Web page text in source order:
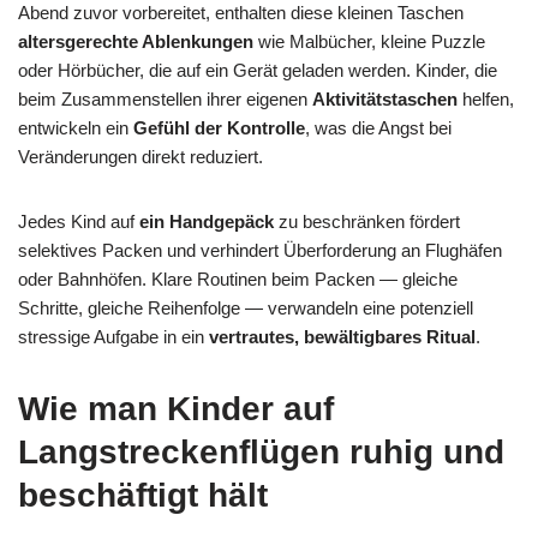
Abend zuvor vorbereitet, enthalten diese kleinen Taschen
altersgerechte Ablenkungen wie Malbücher, kleine Puzzle
oder Hörbücher, die auf ein Gerät geladen werden. Kinder, die
beim Zusammenstellen ihrer eigenen Aktivitätstaschen helfen,
entwickeln ein Gefühl der Kontrolle, was die Angst bei
Veränderungen direkt reduziert.
Jedes Kind aufein Handgepäck zu beschränken fördert
selektives Packen und verhindert Überforderung an Flughäfen
oder Bahnhöfen. Klare Routinen beim Packen — gleiche
Schritte, gleiche Reihenfolge — verwandeln eine potenziell
stressige Aufgabe in ein vertrautes, bewältigbares Ritual.
Wie man Kinder auf
Langstreckenflügen ruhig und
beschäftigt hält